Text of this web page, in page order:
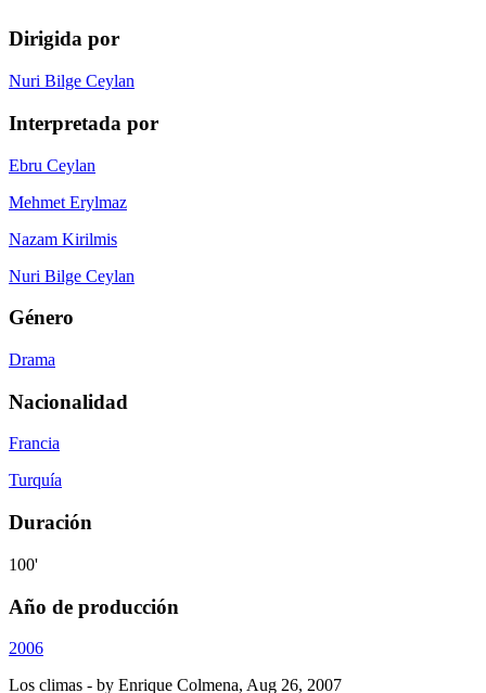
Dirigida por
Nuri Bilge Ceylan
Interpretada por
Ebru Ceylan
Mehmet Erylmaz
Nazam Kirilmis
Nuri Bilge Ceylan
Género
Drama
Nacionalidad
Francia
Turquía
Duración
100'
Año de producción
2006
Los climas - by Enrique Colmena, Aug 26, 2007